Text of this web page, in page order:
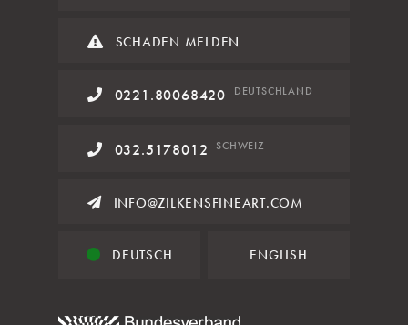
SCHADEN MELDEN
0221.80068420 DEUTSCHLAND
032.5178012 SCHWEIZ
INFO@ZILKENSFINEART.COM
DEUTSCH ENGLISH